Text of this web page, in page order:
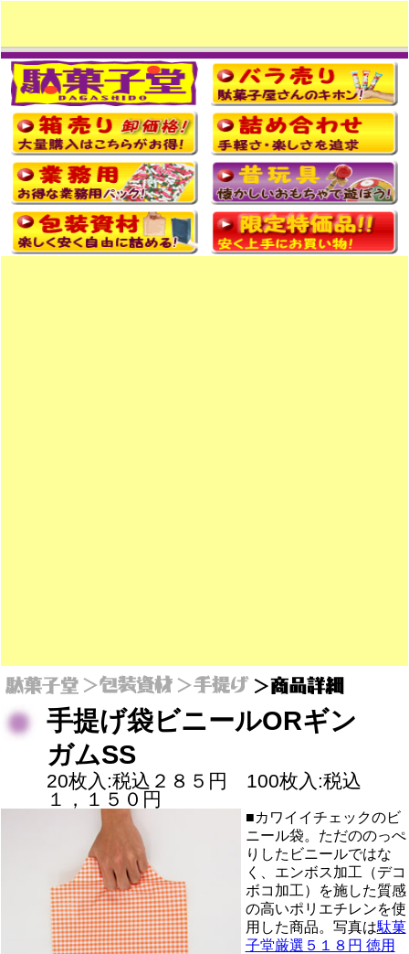
手提げ袋ビニールORギン
ガムSS
20枚入:税込２８５円 100枚入:税込
１，１５０円
■カワイイチェックのビ
ニール袋。ただののっぺ
りしたビニールではな
く、エンボス加工（デコ
ボコ加工）を施した質感
の高いポリエチレンを使
用した商品。写真は駄菓
子堂厳選５１８円 徳用